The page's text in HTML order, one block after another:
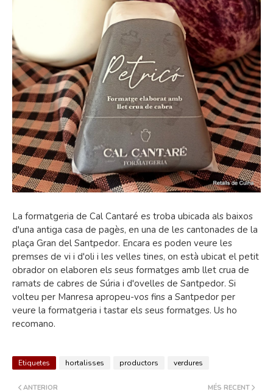
La formatgeria de Cal Cantaré es troba ubicada als baixos
d'una antiga casa de pagès, en una de les cantonades de la
plaça Gran del Santpedor. Encara es poden veure les
premses de vi i d'oli i les velles tines, on està ubicat el petit
obrador on elaboren els seus formatges amb llet crua de
ramats de cabres de Súria i d'ovelles de Santpedor. Si
volteu per Manresa apropeu-vos fins a Santpedor per
veure la formatgeria i tastar els seus formatges. Us ho
recomano.
Etiquetes hortalisses productors verdures
MÉS RECENT
ANTERIOR